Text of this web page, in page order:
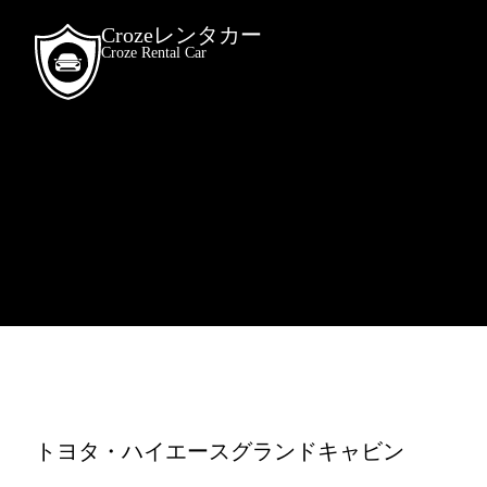
Crozeレンタカー
Croze Rental Car
トヨタ・ハイエースグランドキャビン